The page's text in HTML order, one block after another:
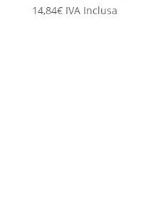
14,84€ IVA Inclusa